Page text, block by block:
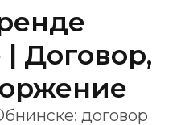
договор
и суд.
25/3 каб.